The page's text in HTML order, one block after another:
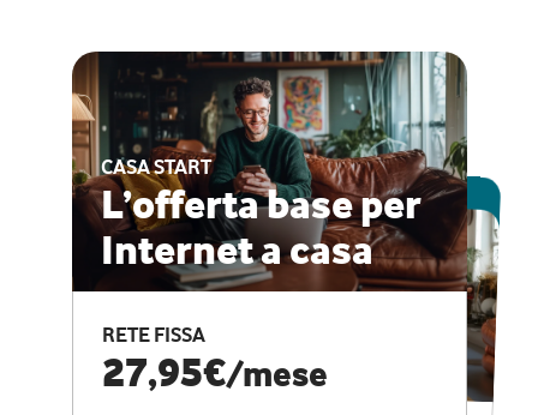
CASA START
L’offerta base per
Internet a casa
RETE FISSA
27,95€/mese
ESCLUSIVA ONLINE
CASA PRO
Internet veloce e
vantaggi speciali